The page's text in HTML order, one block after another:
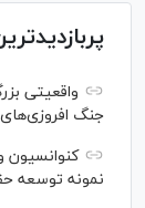
واقعیتی
جنگ
نمونه توسعه